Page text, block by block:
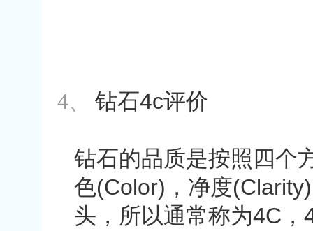
4、 钻石4c评价
钻石的品质是按照四个
色(Color) ，净度(Clarity)
头，所以通常称为4C ，